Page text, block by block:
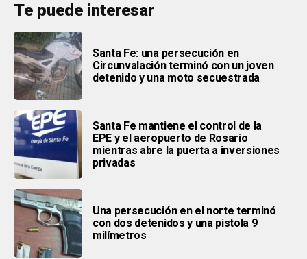
Te puede interesar
Santa Fe: una persecución en
Circunvalación terminó con un joven
detenido y una moto secuestrada
Santa Fe mantiene el control de la
EPE y el aeropuerto de Rosario
mientras abre la puerta a inversiones
privadas
Una persecución en el norte terminó
con dos detenidos y una pistola 9
milímetros